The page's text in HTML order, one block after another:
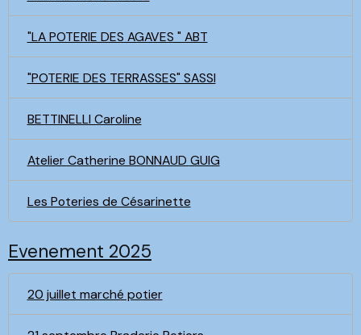
"LA POTERIE DES AGAVES " ABT
"POTERIE DES TERRASSES" SASSI
BETTINELLI Caroline
Atelier Catherine BONNAUD GUIG
Les Poteries de Césarinette
Evenement 2025
20 juillet marché potier